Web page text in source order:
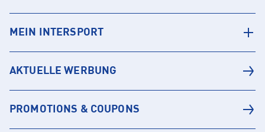
MEIN INTERSPORT
AKTUELLE WERBUNG
PROMOTIONS & COUPONS